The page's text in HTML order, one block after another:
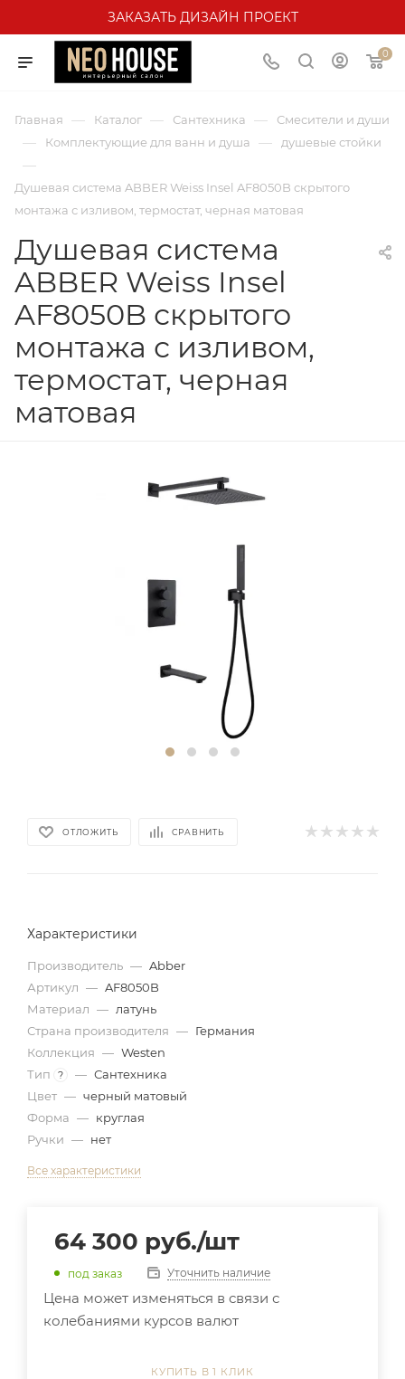
ЗАКАЗАТЬ ДИЗАЙН ПРОЕКТ
0
Главная — Каталог — Сантехника — Смесители и души
— Комплектующие для ванн и душа — душевые стойки
—
Душевая система ABBER Weiss Insel AF8050B скрытого
монтажа с изливом, термостат, черная матовая
Душевая система
ABBER Weiss Insel
AF8050B скрытого
монтажа с изливом,
термостат, черная
матовая
ОТЛОЖИТЬ СРАВНИТЬ
Характеристики
Производитель — Abber
Артикул — AF8050B
Материал — латунь
Страна производителя — Германия
Коллекция — Westen
Тип
? — Сантехника
Цвет — черный матовый
Форма — круглая
Ручки — нет
Все характеристики
64 300 руб./шт
под заказ Уточнить наличие
Цена может изменяться в связи с
колебаниями курсов валют
КУПИТЬ В 1 КЛИК